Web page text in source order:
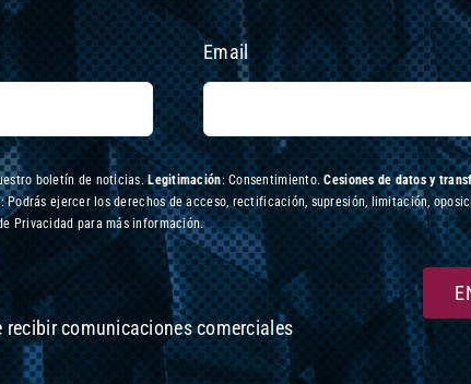
Email
boletín de noticias.Legitimación: Consentimiento.Cesiones de datos y
: Podrás ejercer los derechos de acceso, rectificación, supresión, limitación,
Privacidad para más información.
comunicaciones comerciales